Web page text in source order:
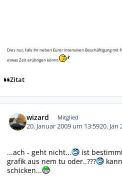
Dies nur, falls Ihr neben Eurer intensiven Beschäftigung
etwas Zeit erübrigen könnt.
Zitat
wizard Mitglied
20. Januar 2009 um 13:5920. Jan
...ach - geht nicht...
ist
grafik aus nem tu oder..???
schicken...